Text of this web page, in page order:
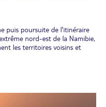
puis poursuite de l'itinéraire
nord-est de la Namibie,
les territoires voisins et
Zambèze, en Zambie. Retour